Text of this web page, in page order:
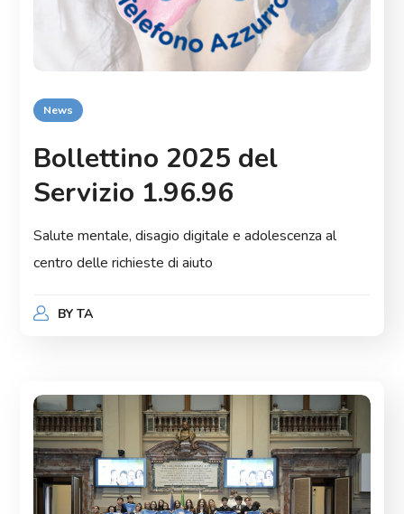
News
Bollettino 2025 del
Servizio 1.96.96
Salute mentale, disagio digitale e adolescenza al
centro delle richieste di aiuto
BY TA